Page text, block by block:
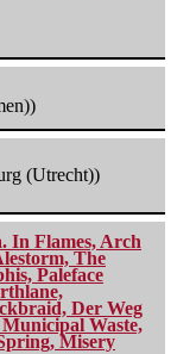
(Utrecht))
In Flames, Arch
The
Paleface
Der Weg
Waste,
Misery